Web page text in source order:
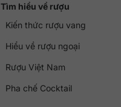
Tìm hiểu về rượu
Kiến thức rượu vang
Hiểu về rượu ngoại
Rượu Việt Nam
Pha chế Cocktail